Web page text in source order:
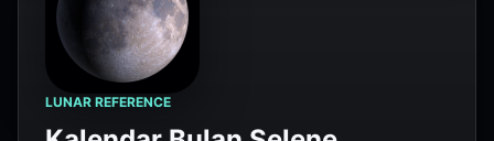
LUNAR REFERENCE